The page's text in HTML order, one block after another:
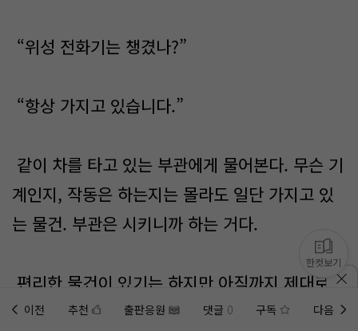
“위성 전화기는 챙겼나?”
“항상 가지고 있습니다.”
같이 차를 타고 있는 부관에게 물어본다. 무슨 기
계인지, 작동은 하는지는 몰라도 일단 가지고 있
는 물건. 부관은 시키니까 하는 거다.
편리한 물건이 있기는 하지만 아직까지 제대로
보급이 되지 않은 상태. 그리고 이걸 제대로 사용
이전 추천 출판응원 댓글 0 구독 다음
한컷보기
홈에미노벨 웹추가하기 미노벨 앱설치하기